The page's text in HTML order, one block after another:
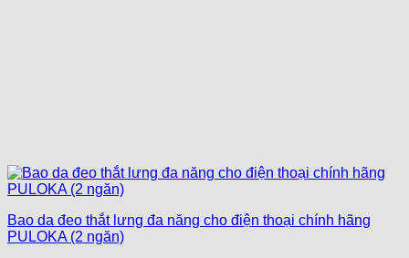
Bao da đeo thắt lưng đa năng cho điện thoại chính hãng
PULOKA (2 ngăn)